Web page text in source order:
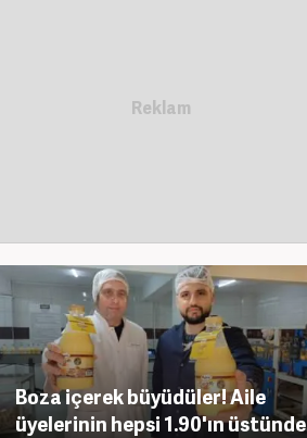
Boza içerek büyüdüler! Aile
üyelerinin hepsi 1.90'ın üstünde